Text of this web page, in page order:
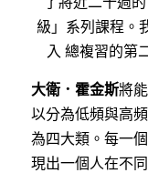
級」系列課程。
入 總複習的第
大衛．霍金斯將
以分為低頻與高
為四大類。每一
現出一個人在不